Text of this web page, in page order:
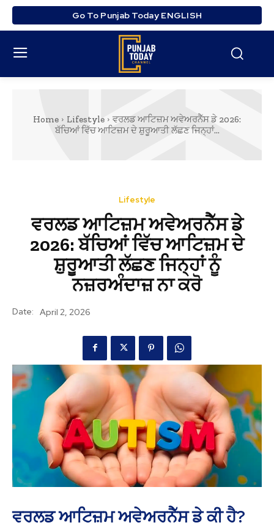
Go To Punjab Today ENGLISH
Home Lifestyle
ਵਰਲਡ ਆਟਿਜ਼ਮ ਅਵੇਅਰਨੈੱਸ ਡੇ 2026:
ਬੱਚਿਆਂ ਵਿੱਚ ਆਟਿਜ਼ਮ ਦੇ ਸ਼ੁਰੂਆਤੀ ਲੱਛਣ ਜਿਨ੍ਹਾਂ...
Lifestyle
ਵਰਲਡ ਆਟਿਜ਼ਮ ਅਵੇਅਰਨੈੱਸ ਡੇ
2026: ਬੱਚਿਆਂ ਵਿੱਚ ਆਟਿਜ਼ਮ ਦੇ
ਸ਼ੁਰੂਆਤੀ ਲੱਛਣ ਜਿਨ੍ਹਾਂ ਨੂੰ
ਨਜ਼ਰਅੰਦਾਜ਼ ਨਾ ਕਰੋ
Date: April 2, 2026
ਵਰਲਡ ਆਟਿਜ਼ਮ ਅਵੇਅਰਨੈੱਸ ਡੇ ਕੀ ਹੈ?